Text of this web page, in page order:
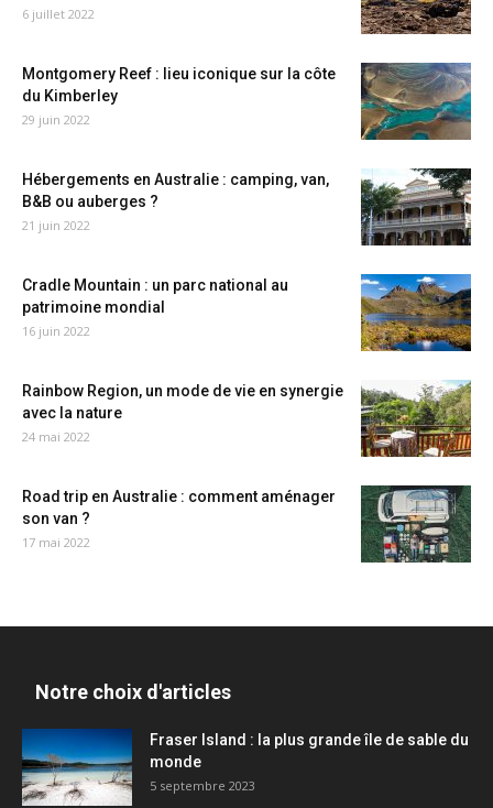
6 juillet 2022
Montgomery Reef : lieu iconique sur la côte
du Kimberley
29 juin 2022
Hébergements en Australie : camping, van,
B&B ou auberges ?
21 juin 2022
Cradle Mountain : un parc national au
patrimoine mondial
16 juin 2022
Rainbow Region, un mode de vie en synergie
avec la nature
24 mai 2022
Road trip en Australie : comment aménager
son van ?
17 mai 2022
Notre choix d'articles
Fraser Island : la plus grande île de sable du
monde
5 septembre 2023